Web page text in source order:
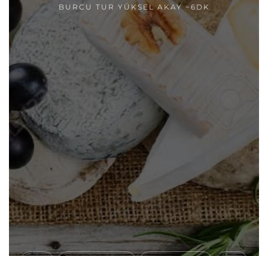
BURCU TUR YÜKSEL AKAY ~6DK